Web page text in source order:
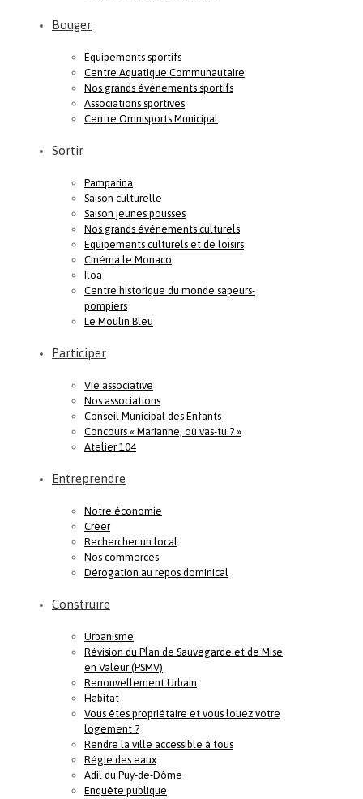
Bouger
Equipements sportifs
Centre Aquatique Communautaire
Nos grands évènements sportifs
Associations sportives
Centre Omnisports Municipal
Sortir
Pamparina
Saison culturelle
Saison jeunes pousses
Nos grands événements culturels
Equipements culturels et de loisirs
Cinéma le Monaco
Iloa
Centre historique du monde sapeurs-
pompiers
Le Moulin Bleu
Participer
Vie associative
Nos associations
Conseil Municipal des Enfants
Concours « Marianne, où vas-tu ? »
Atelier 104
Entreprendre
Notre économie
Créer
Rechercher un local
Nos commerces
Dérogation au repos dominical
Construire
Urbanisme
Révision du Plan de Sauvegarde et de Mise
en Valeur (PSMV)
Renouvellement Urbain
Habitat
Vous êtes propriétaire et vous louez votre
logement ?
Rendre la ville accessible à tous
Régie des eaux
Adil du Puy-de-Dôme
Enquête publique